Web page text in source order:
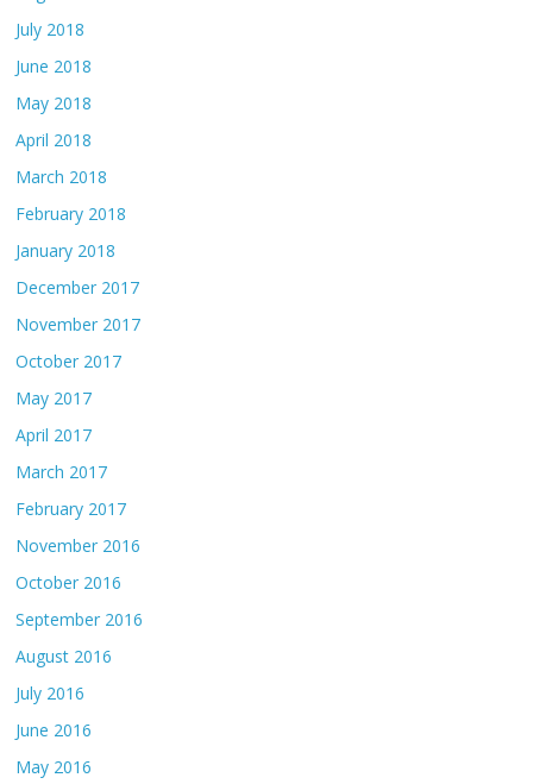
July 2018
June 2018
May 2018
April 2018
March 2018
February 2018
January 2018
December 2017
November 2017
October 2017
May 2017
April 2017
March 2017
February 2017
November 2016
October 2016
September 2016
August 2016
July 2016
June 2016
May 2016